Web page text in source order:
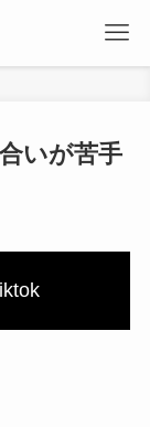
いが苦手